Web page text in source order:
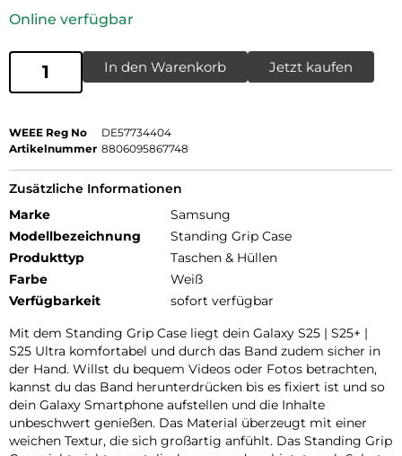
Online verfügbar
In den Warenkorb Jetzt kaufen
WEEE Reg No
DE57734404
Artikelnummer 8806095867748
Zusätzliche Informationen
Marke
Samsung
Modellbezeichnung
Standing Grip Case
Produkttyp
Taschen & Hüllen
Farbe
Weiß
Verfügbarkeit
sofort verfügbar
Mit dem Standing Grip Case liegt dein Galaxy S25 | S25+ |
S25 Ultra komfortabel und durch das Band zudem sicher in
der Hand. Willst du bequem Videos oder Fotos betrachten,
kannst du das Band herunterdrücken bis es fixiert ist und so
dein Galaxy Smartphone aufstellen und die Inhalte
unbeschwert genießen. Das Material überzeugt mit einer
weichen Textur, die sich großartig anfühlt. Das Standing Grip